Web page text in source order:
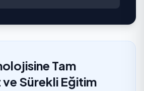
Tam
Sürekli Eğitim